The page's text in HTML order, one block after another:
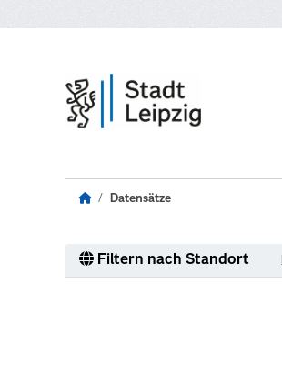
Datensätze
Filtern nach Standort